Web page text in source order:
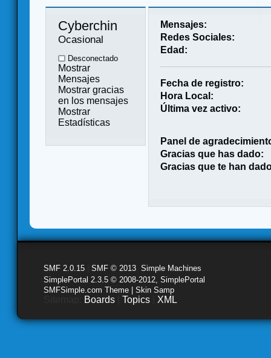
Cyberchin
Ocasional
Desconectado
Mostrar
Mensajes
Mostrar gracias
en los mensajes
Mostrar
Estadísticas
Mensajes:
Redes Sociales:
Edad:
Fecha de registro:
Hora Local:
Última vez activo:
Panel de
Gracias que has dado:
Gracias que te han
SMF 2.0.15 SMF © 2013 Simple Machines
SimplePortal 2.3.5 © 2008-2012, SimplePortal
SMFSimple.com Theme | Skin Samp
Boards Topics XML